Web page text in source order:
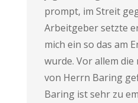
prompt, im Streit
Arbeitgeber setzte
mich ein so das am
wurde. Vor allem die
von Herrn Baring
Baring ist sehr zu